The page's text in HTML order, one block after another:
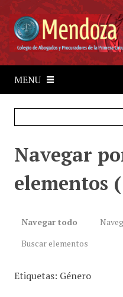
a
a
MENU
Navegar
elementos
Navegar todo
Buscar elementos
Etiquetas: Género